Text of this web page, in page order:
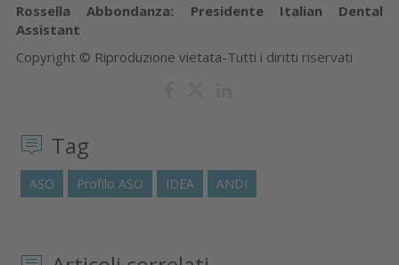
Rossella Abbondanza: Presidente Italian Dental
Assistant
Copyright © Riproduzione vietata-Tutti i diritti riservati
Tag
ASO Profilo ASO IDEA ANDI